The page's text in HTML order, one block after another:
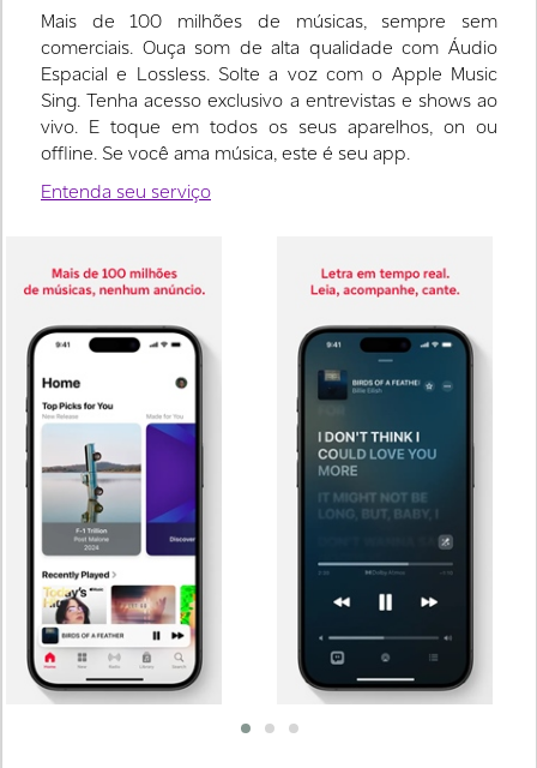
Mais de 100 milhões de músicas, sempre sem
comerciais. Ouça som de alta qualidade com Áudio
Espacial e Lossless. Solte a voz com o Apple Music
Sing. Tenha acesso exclusivo a entrevistas e shows ao
vivo. E toque em todos os seus aparelhos, on ou
offline. Se você ama música, este é seu app.